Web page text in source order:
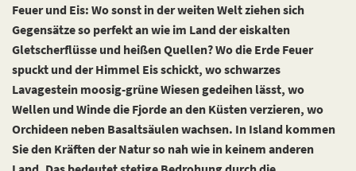
Feuer und Eis: Wo sonst in der weiten Welt ziehen sich
Gegensätze so perfekt an wie im Land der eiskalten
Gletscherflüsse und heißen Quellen? Wo die Erde Feuer
spuckt und der Himmel Eis schickt, wo schwarzes
Lavagestein moosig-grüne Wiesen gedeihen lässt, wo
Wellen und Winde die Fjorde an den Küsten verzieren, wo
Orchideen neben Basaltsäulen wachsen. In Island kommen
Sie den Kräften der Natur so nah wie in keinem anderen